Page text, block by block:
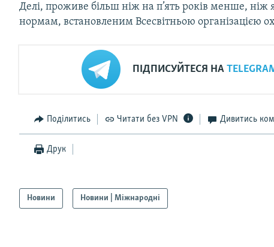
Делі, проживе більш ніж на п’ять років менше, ніж
нормам, встановленим Всесвітньою організацією
ПІДПИСУЙТЕСЯ НА
Поділитись Читати без VPN Дивитись
Друк
Новини Новини | Міжнародні